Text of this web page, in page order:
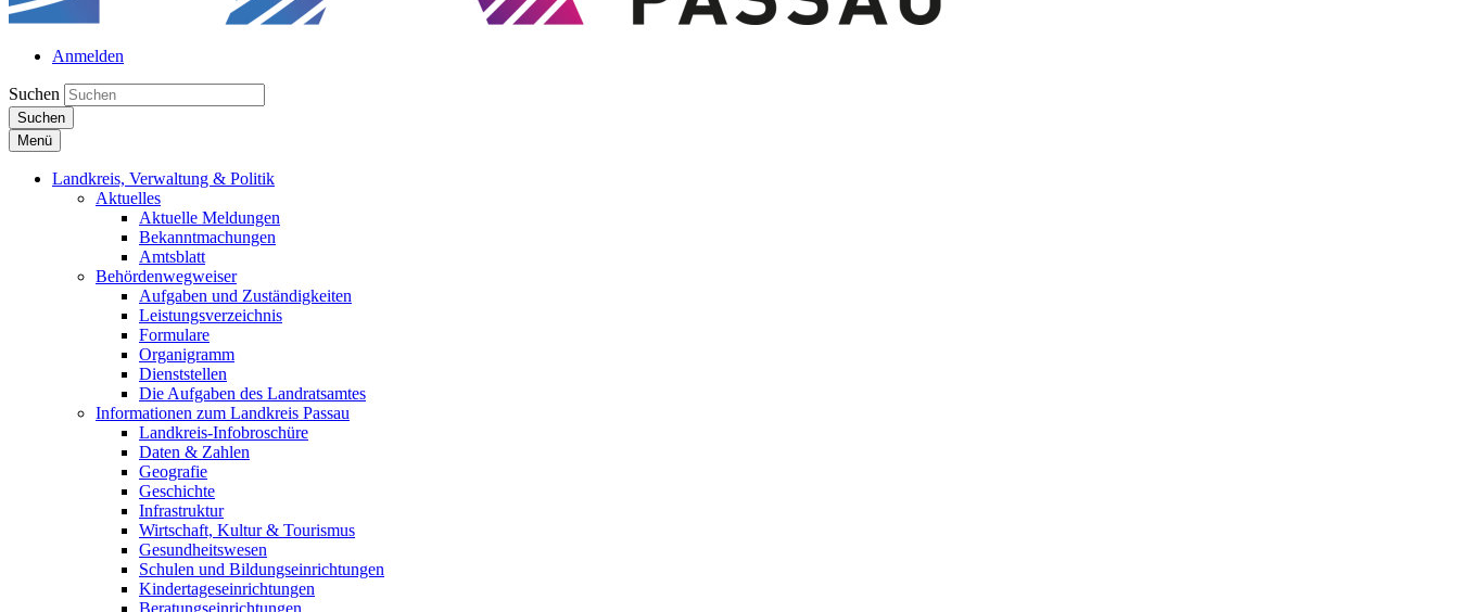
Anmelden
Suchen
Suchen
Menü
Landkreis, Verwaltung & Politik
Aktuelles
Aktuelle Meldungen
Bekanntmachungen
Amtsblatt
Behördenwegweiser
Aufgaben und Zuständigkeiten
Leistungsverzeichnis
Formulare
Organigramm
Dienststellen
Die Aufgaben des Landratsamtes
Informationen zum Landkreis Passau
Landkreis-Infobroschüre
Daten & Zahlen
Geografie
Geschichte
Infrastruktur
Wirtschaft, Kultur & Tourismus
Gesundheitswesen
Schulen und Bildungseinrichtungen
Kindertageseinrichtungen
Beratungseinrichtungen